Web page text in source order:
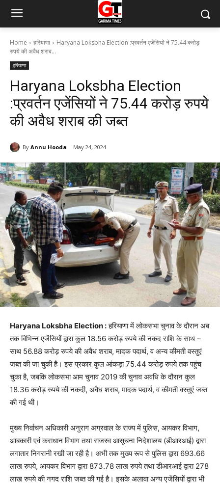
Home हरियाणा
Haryana Loksbha Election :प्रवर्तन एजेंसियों ने 75.44 करोड़
रुपये की अवैध शराब...
हरियाणा
Haryana Loksbha Election
:प्रवर्तन एजेंसियों ने 75.44 करोड़ रुपये
की अवैध शराब की जब्त
By Annu Hooda May 24, 2024
Haryana Loksbha Election :हरियाणा में लोकसभा चुनाव के दौरान अब
तक विभिन्न एजेंसियों द्वारा कुल 18.56 करोड़ रुपये की नकद राशि के साथ –
साथ 56.88 करोड़ रुपये की अवैध शराब, मादक पदार्थ, व अन्य कीमती वस्तुएं
जब्त की जा चुकी है। इस प्रकार कुल आंकड़ा 75.44 करोड़ रुपये तक पहुंच
चुका है, जबकि लोकसभा आम चुनाव 2019 की चुनाव अवधि के दौरान कुल
18.36 करोड़ रुपये की नकदी, अवैध शराब, मादक पदार्थ, व कीमती वस्तुएं जब्त
की गई थी।
मुख्य निर्वाचन अधिकारी अनुराग अग्रवाल के राज्य में पुलिस, आयकर विभाग,
आबकारी एवं कराधान विभाग तथा राजस्व आसूचना निदेशालय (डीआरआई) द्वारा
लगातार निगरानी रखी जा रही है। अभी तक मुख्य रूप से पुलिस द्वारा 693.66
लाख रुपये, आयकर विभाग द्वारा 873.78 लाख रुपये तथा डीआरआई द्वारा 278
लाख रुपये की नगद राशि जब्त की गई है। इसके अलावा अन्य एजेंसियों द्वारा भी